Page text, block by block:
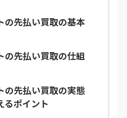
の先払い買取の基本
の先払い買取の仕組
の先払い買取の実態
るポイント